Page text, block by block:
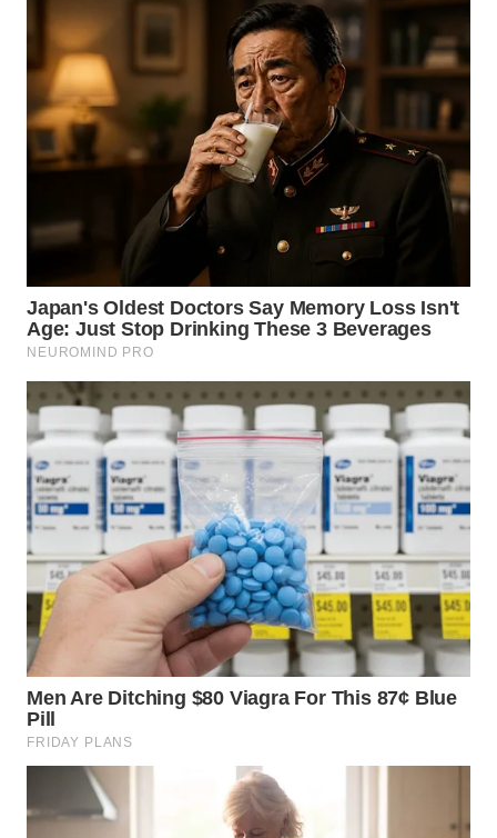
SULUT
WN
MALUKU
MALUT
WN
DAIRI
DANAU
TOBA
WN
NIAS
LANGKAT
SELATAN
WN
TANJUNG
LESUNG